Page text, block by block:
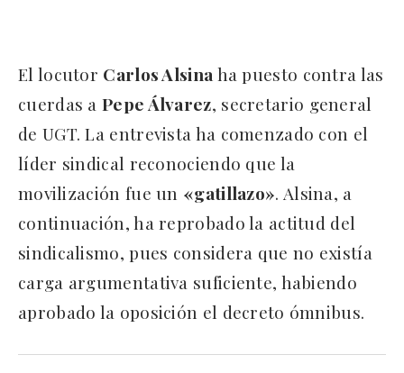
El locutor Carlos Alsinaha puesto contra las
cuerdas aPepe Álvarez, secretario general
de UGT. La entrevista ha comenzado con el
líder sindical reconociendo que la
movilización fue un «gatillazo». Alsina, a
continuación, ha reprobado la actitud del
sindicalismo, pues considera que no existía
carga argumentativa suficiente, habiendo
aprobado la oposición el decreto ómnibus.